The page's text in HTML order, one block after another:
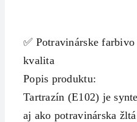
✅ Potravinárske
kvalita
Popis produktu:
Tartrazín (E102) je
aj ako potravinárska